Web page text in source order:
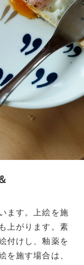
ます。上絵を施
上がります。素
付けし、釉薬を
を施す場合は、